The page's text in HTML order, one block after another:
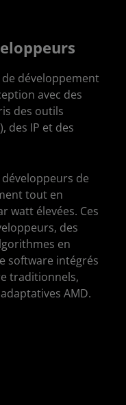
développement
avec des
des outils
des IP et des
de
tout en
watt élevées. Ces
des
en
software intégrés
traditionnels,
AMD.